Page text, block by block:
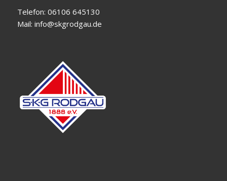
Telefon: 06106 645130
Mail: info@skgrodgau.de